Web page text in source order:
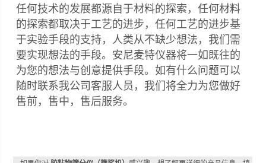
任何技术的发展都源自于材料的探索，任何材料
的探索都取决于工艺的进步，任何工艺的进步基
于实验手段的支持，人类从不缺少想法，我们需
要实现想法的手段。安尼麦特仪器将一如既往的
为您的想法与创意提供手段。如有什么问题可以
随时联系我公司客服人员，我们将全力为您做好
售前，售中，售后服务。